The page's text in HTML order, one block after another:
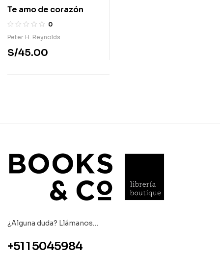
Te amo de corazón
0
Peter H. Reynolds
S/45.00
¿Alguna duda? Llámanos…
+51 1 5045984